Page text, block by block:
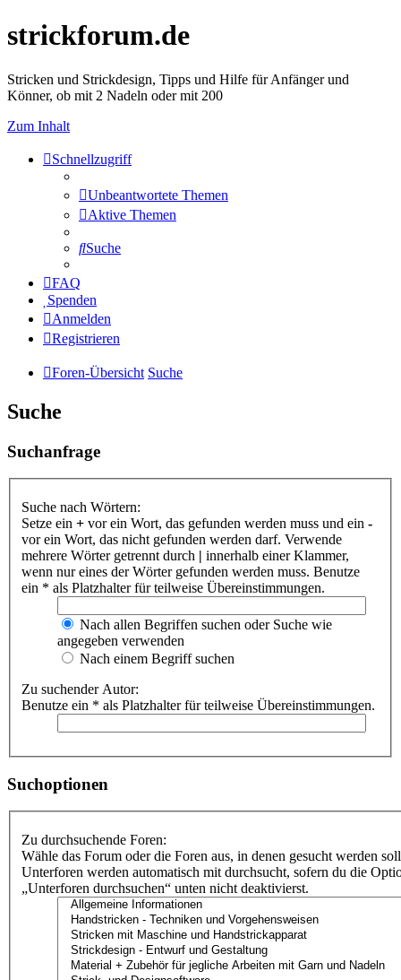
strickforum.de
Stricken und Strickdesign, Tipps und Hilfe für Anfänger und
Könner, ob mit 2 Nadeln oder mit 200
Zum Inhalt
Schnellzugriff
Unbeantwortete Themen
Aktive Themen
Suche
FAQ
Spenden
Anmelden
Registrieren
Foren-Übersicht Suche
Suche
Suchanfrage
Suche nach Wörtern:
Setze ein + vor ein Wort, das gefunden werden muss und ein -
vor ein Wort, das nicht gefunden werden darf. Verwende
mehrere Wörter getrennt durch | innerhalb einer Klammer,
wenn nur eines der Wörter gefunden werden muss. Benutze
ein * als Platzhalter für teilweise Übereinstimmungen.
Nach allen Begriffen suchen oder Suche wie
angegeben verwenden
Nach einem Begriff suchen
Zu suchender Autor:
Benutze ein * als Platzhalter für teilweise Übereinstimmungen.
Suchoptionen
Zu durchsuchende Foren:
Wähle das Forum oder die Foren aus, in denen gesucht werden
Unterforen werden automatisch mit durchsucht, sofern du die
„Unterforen durchsuchen“ unten nicht deaktivierst.